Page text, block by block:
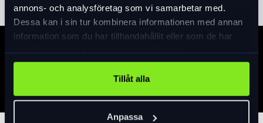
annons- och analysföretag som vi samarbetar med.
Dessa kan i sin tur kombinera informationen med annan
information som du har tillhandahållit eller som de har
Tillåt alla
Anpassa
Specifikation